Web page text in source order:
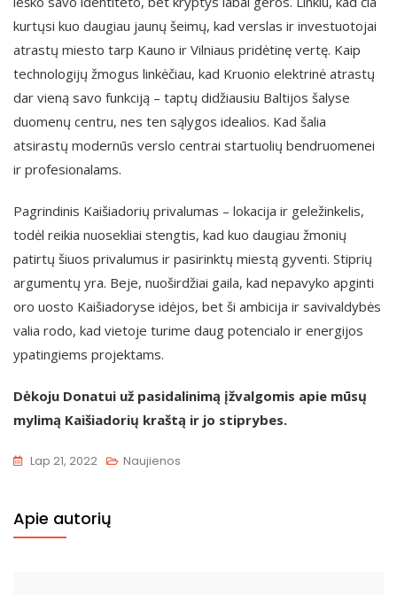
kurtųsi kuo daugiau jaunų šeimų, kad verslas ir investuotojai
atrastų miesto tarp Kauno ir Vilniaus pridėtinę vertę. Kaip
technologijų žmogus linkėčiau, kad Kruonio elektrinė atrastų
dar vieną savo funkciją – taptų didžiausiu Baltijos šalyse
duomenų centru, nes ten sąlygos idealios. Kad šalia
atsirastų modernūs verslo centrai startuolių bendruomenei
ir profesionalams.
Pagrindinis Kaišiadorių privalumas – lokacija ir geležinkelis,
todėl reikia nuosekliai stengtis, kad kuo daugiau žmonių
patirtų šiuos privalumus ir pasirinktų miestą gyventi. Stiprių
argumentų yra. Beje, nuoširdžiai gaila, kad nepavyko apginti
oro uosto Kaišiadoryse idėjos, bet ši ambicija ir savivaldybės
valia rodo, kad vietoje turime daug potencialo ir energijos
ypatingiems projektams.
Dėkoju Donatui už pasidalinimą įžvalgomis apie mūsų
mylimą Kaišiadorių kraštą ir jo stiprybes.
Lap 21, 2022 Naujienos
Apie autorių